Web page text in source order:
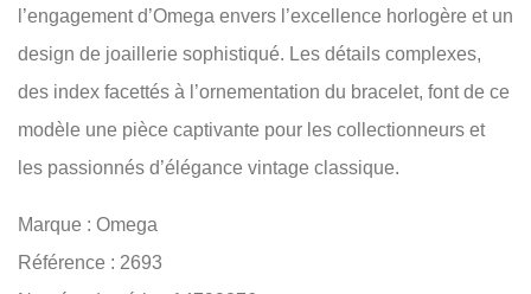
l’engagement d’Omega envers l’excellence horlogère et un
design de joaillerie sophistiqué. Les détails complexes,
des index facettés à l’ornementation du bracelet, font de ce
modèle une pièce captivante pour les collectionneurs et
les passionnés d’élégance vintage classique.
Marque : Omega
Référence : 2693